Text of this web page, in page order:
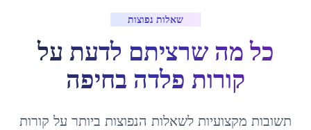
שאלות נפוצות
כל מה שרציתם לדעת על
קורות פלדה בחיפה
תשובות מקצועיות לשאלות הנפוצות ביותר על קורות